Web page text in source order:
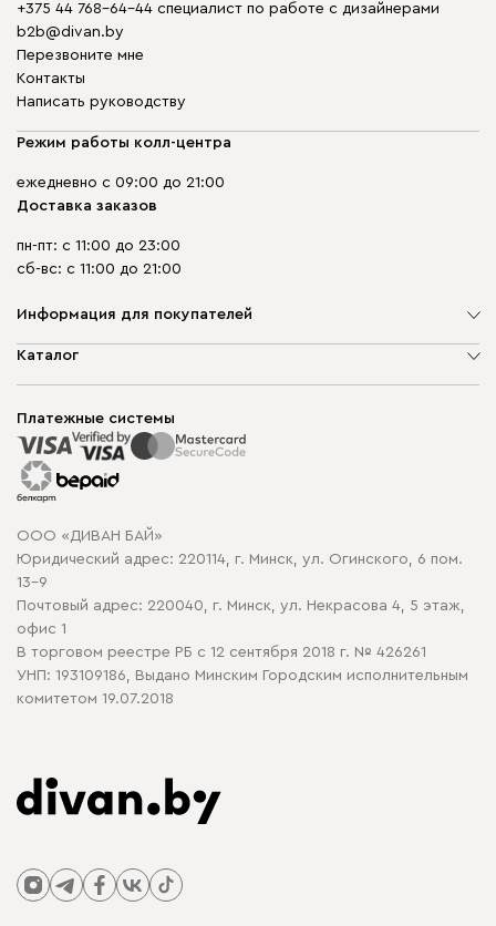
+375 44 768-64-44 специалист по работе с дизайнерами
b2b@divan.by
Перезвоните мне
Контакты
Написать руководству
Режим работы колл-центра
ежедневно с 09:00 до 21:00
Доставка заказов
пн-пт: с 11:00 до 23:00
сб-вс: с 11:00 до 21:00
Информация для покупателей
О компании
Способы оплаты
Рассрочка и кредит
Гарантия
Карта сайта
Политика конфиденциальности
Политика в отношении обработки cookie
Каталог
Корпусная мебель
Распродажа мебели
Платежные системы
ООО «ДИВАН БАЙ»
Юридический адрес: 220114, г. Минск, ул. Огинского, 6 пом.
13-9
Почтовый адрес: 220040, г. Минск, ул. Некрасова 4, 5 этаж,
офис 1
В торговом реестре РБ с 12 сентября 2018 г. № 426261
УНП: 193109186, Выдано Минским Городским исполнительным
комитетом 19.07.2018